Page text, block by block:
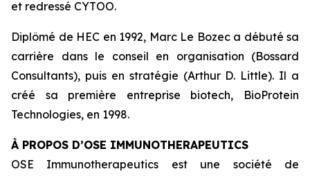
et redressé CYTOO.
Diplômé de HEC en 1992, Marc Le Bozec a débuté sa
carrière dans le conseil en organisation (Bossard
Consultants), puis en stratégie (Arthur D. Little). Il a
créé sa première entreprise biotech, BioProtein
Technologies, en 1998.
À PROPOS D’OSE IMMUNOTHERAPEUTICS
OSE Immunotherapeutics est une société de